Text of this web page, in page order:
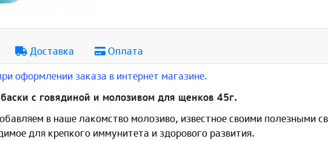
Доставка
Оплата
оформлении заказа в интернет магазине.
с говядиной и молозивом для щенков 45г.
в наше лакомство молозиво, известное своими полезными
для крепкого иммунитета и здорового развития.